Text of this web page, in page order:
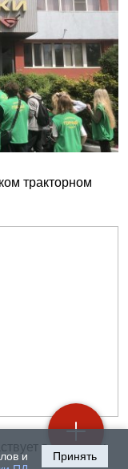
и
Принять
тракторном
в развитии